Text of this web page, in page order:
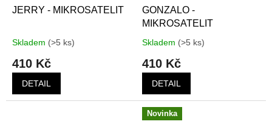
JERRY - MIKROSATELIT
Skladem (>5 ks)
410 Kč
DETAIL
GONZALO -
MIKROSATELIT
Skladem (>5 ks)
410 Kč
DETAIL
Novinka